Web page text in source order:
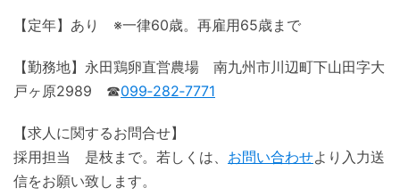
【定年】あり ※一律60歳。再雇用65歳まで
【勤務地】永田鶏卵直営農場 南九州市川辺町下山田字大
戸ヶ原2989 ☎099‐282‐7771
【求人に関するお問合せ】
採用担当 是枝まで。若しくは、 お問い合わせより入力送
信をお願い致します。